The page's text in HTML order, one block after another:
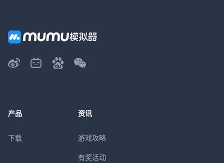
产品
下载
资讯
游戏攻略
有奖活动